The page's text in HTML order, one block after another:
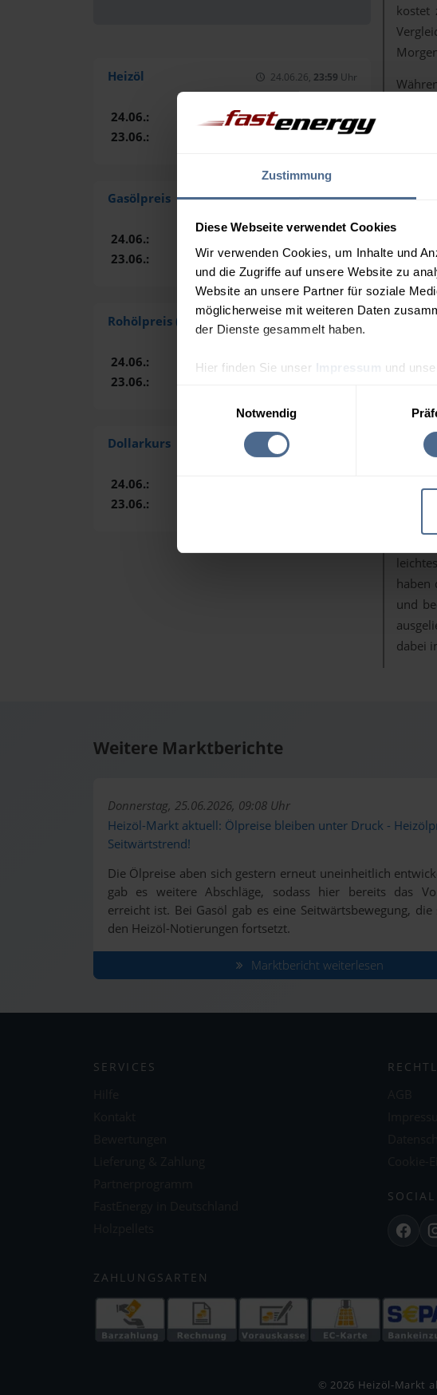
Zustimmung
Diese Webseite verwendet Cookies
Wir verwenden Cookies, um Inhalte und
und die Zugriffe auf unsere Website zu
Website an unsere Partner für soziale
möglicherweise mit weiteren Daten
der Dienste gesammelt haben.
Hier finden Sie unser Impressum und
Notwendig
Heizöl 24.06.26, 23:59 Uhr
24.06.:
130,82 €
23.06.:
Gasölpreis 24.06.26,23:59Uhr
24.06.:
23.06.:
891,00 $
Rohölpreis (Brent) 23:59 Uhr
24.06.:
73,15 $
23.06.:
Dollarkurs 24.06.26,
24.06.:
23.06.:
kostet
Seite
dies
Die
Bei
bei
Am
dass
Zeit
haben
und
dabei
Weitere Marktberichte
Donnerstag, 25.06.2026, 09:08 Uhr
Heizöl-Markt aktuell: Ölpreise bleiben unter Druck -
Seitwärtstrend!
Die Ölpreise aben sich gestern erneut uneinheitlich
gab es weitere Abschläge, sodass hier bereits das
erreicht ist. Bei Gasöl gab es eine Seitwärtsbewegung, die
den Heizöl-Notierungen fortsetzt.
Marktbericht weiterlesen
SERVICES
ZAHLUNGSARTEN
© 2026 Heizöl-Markt